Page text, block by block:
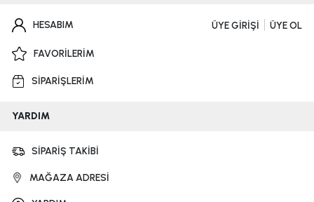
HESABIM ÜYE GİRİŞİ ÜYE OL
FAVORİLERİM
SİPARİŞLERİM
YARDIM
SİPARİŞ TAKİBİ
MAĞAZA ADRESİ